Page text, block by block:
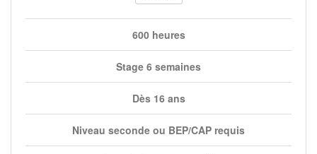
600 heures
Stage 6 semaines
Dès 16 ans
Niveau seconde ou BEP/CAP requis